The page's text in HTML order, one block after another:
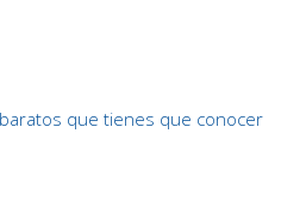
baratos que tienes que conocer